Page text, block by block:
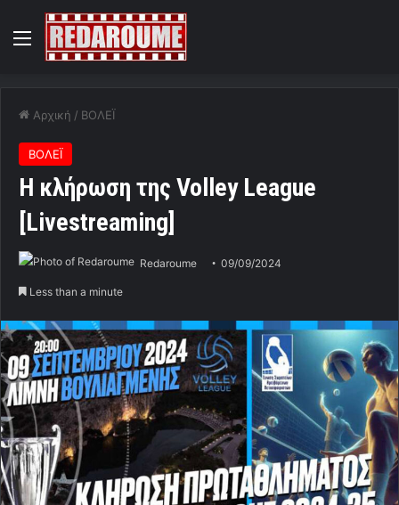
Menu
Αρχική / ΒΟΛΕΪ
ΒΟΛΕΪ
Η κλήρωση της Volley League
[Livestreaming]
Redaroume 09/09/2024
Less than a minute